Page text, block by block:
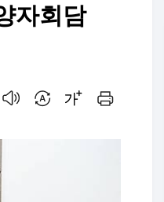
자회담